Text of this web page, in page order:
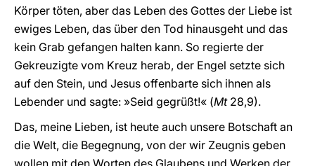
Körper töten, aber das Leben des Gottes der Liebe ist
ewiges Leben, das über den Tod hinausgeht und das
kein Grab gefangen halten kann. So regierte der
Gekreuzigte vom Kreuz herab, der Engel setzte sich
auf den Stein, und Jesus offenbarte sich ihnen als
Lebender und sagte: »Seid gegrüßt!« (Mt28,9).
Das, meine Lieben, ist heute auch unsere Botschaft an
die Welt, die Begegnung, von der wir Zeugnis geben
wollen mit den Worten des Glaubens und Werken der